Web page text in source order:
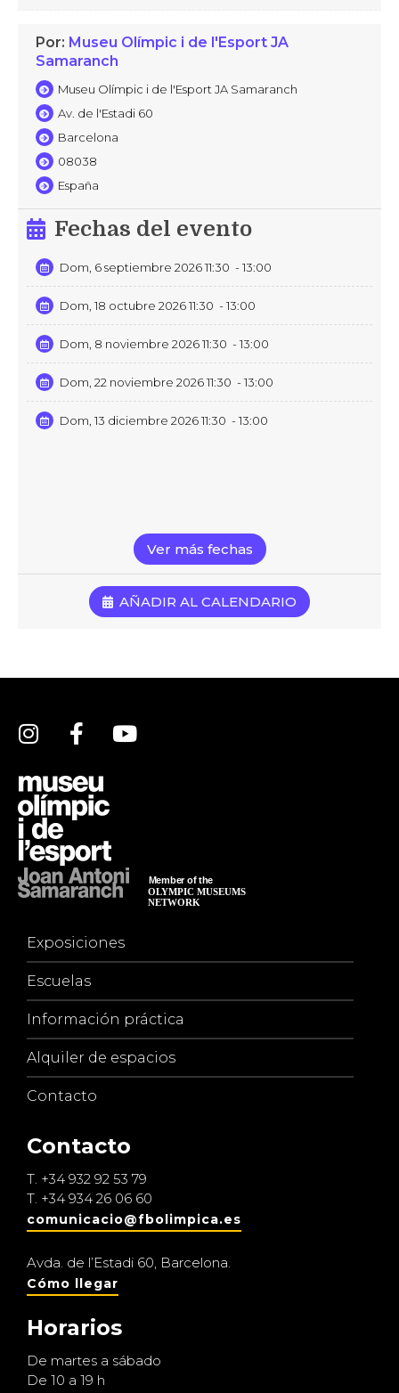
Por: Museu Olímpic i de l'Esport JA
Samaranch
Museu Olímpic i de l'Esport JA Samaranch
Av. de l'Estadi 60
Barcelona
08038
España
Fechas del evento
Dom, 6 septiembre 2026 11:30 - 13:00
Dom, 18 octubre 2026 11:30 - 13:00
Dom, 8 noviembre 2026 11:30 - 13:00
Dom, 22 noviembre 2026 11:30 - 13:00
Dom, 13 diciembre 2026 11:30 - 13:00
Ver más fechas
AÑADIR AL CALENDARIO
Exposiciones
Escuelas
Información práctica
Alquiler de espacios
Contacto
Contacto
T. +34 932 92 53 79
T. +34 934 26 06 60
comunicacio@fbolimpica.es
Avda. de l’Estadi 60, Barcelona.
Cómo llegar
Horarios
De martes a sábado
De 10 a 19 h